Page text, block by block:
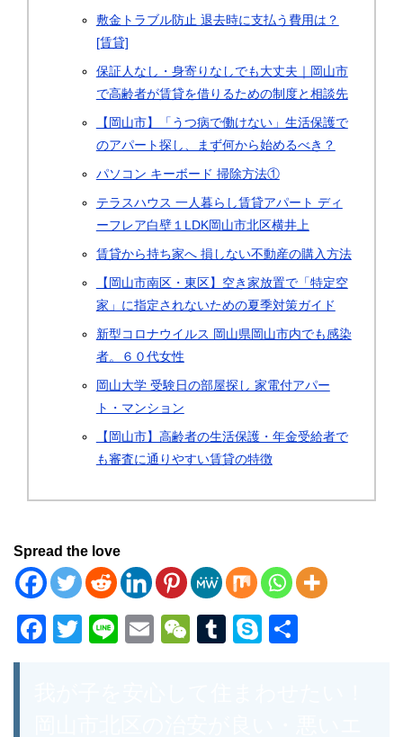
敷金トラブル防止 退去時に支払う費用は？
[賃貸]
保証人なし・身寄りなしでも大丈夫｜岡山市
で高齢者が賃貸を借りるための制度と相談先
【岡山市】「うつ病で働けない」生活保護で
のアパート探し、まず何から始めるべき？
パソコン キーボード 掃除方法①
テラスハウス 一人暮らし賃貸アパート ディ
ーフレア白壁１LDK岡山市北区横井上
賃貸から持ち家へ 損しない不動産の購入方法
【岡山市南区・東区】空き家放置で「特定空
家」に指定されないための夏季対策ガイド
新型コロナウイルス 岡山県岡山市内でも感染
者。６０代女性
岡山大学 受験日の部屋探し 家電付アパー
ト・マンション
【岡山市】高齢者の生活保護・年金受給者で
も審査に通りやすい賃貸の特徴
Spread the love
F
T
Li
E
W
T
S